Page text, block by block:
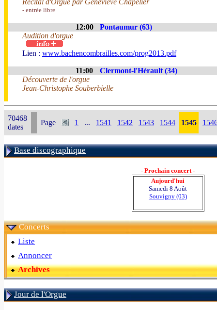
Récital d'Orgue par Geneviève Chapelier
- entrée libre
12:00
Pontaumur (63)
Audition d'orgue
Lien : www.bachencombrailles.com/prog2013.pdf
11:00
Clermont-l'Hérault (34)
Découverte de l'orgue
Jean-Christophe Souberbielle
70468
dates
Page 1 ... 1541 1542 1543 1544 1545
Base discographique
- Prochain concert -
Aujourd'hui
Samedi 8 Août
Souvigny (03)
Concerts
Liste
Annoncer
Archives
Jour de l'Orgue